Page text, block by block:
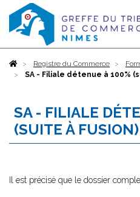
AccueilRegistre du Commerce
SA - Filiale détenue à 100%
SA - FILIALE
(SUITE À FUSION)
Il est précisé que le dossier